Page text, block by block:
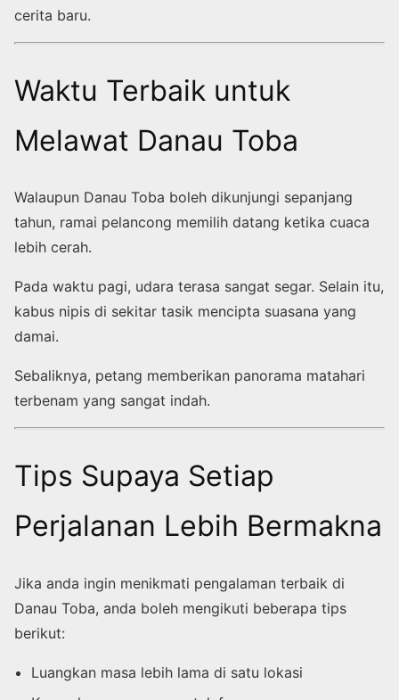
cerita baru.
Waktu Terbaik untuk
Melawat Danau Toba
Walaupun Danau Toba boleh dikunjungi sepanjang
tahun, ramai pelancong memilih datang ketika cuaca
lebih cerah.
Pada waktu pagi, udara terasa sangat segar. Selain itu,
kabus nipis di sekitar tasik mencipta suasana yang
damai.
Sebaliknya, petang memberikan panorama matahari
terbenam yang sangat indah.
Tips Supaya Setiap
Perjalanan Lebih Bermakna
Jika anda ingin menikmati pengalaman terbaik di
Danau Toba, anda boleh mengikuti beberapa tips
berikut:
Luangkan masa lebih lama di satu lokasi